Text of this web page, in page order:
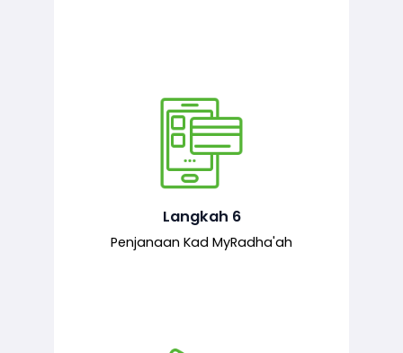
Langkah 6
Penjanaan Kad MyRadha'ah
Setelah permohonan diluluskan, kad
MyRadha’ah akan dijana.